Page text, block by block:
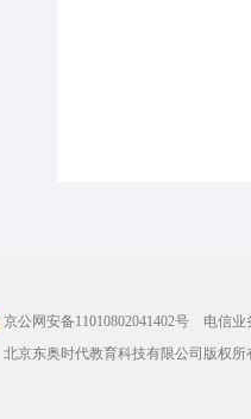
京公网安备11010802041402号
电信业
北京东奥时代教育科技有限公司版权所